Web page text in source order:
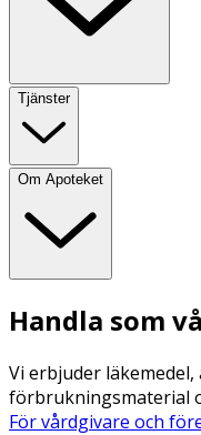
Tjänster
Om Apoteket
Handla som
Vi erbjuder
förbrukningsmaterial
För vårdgivare och